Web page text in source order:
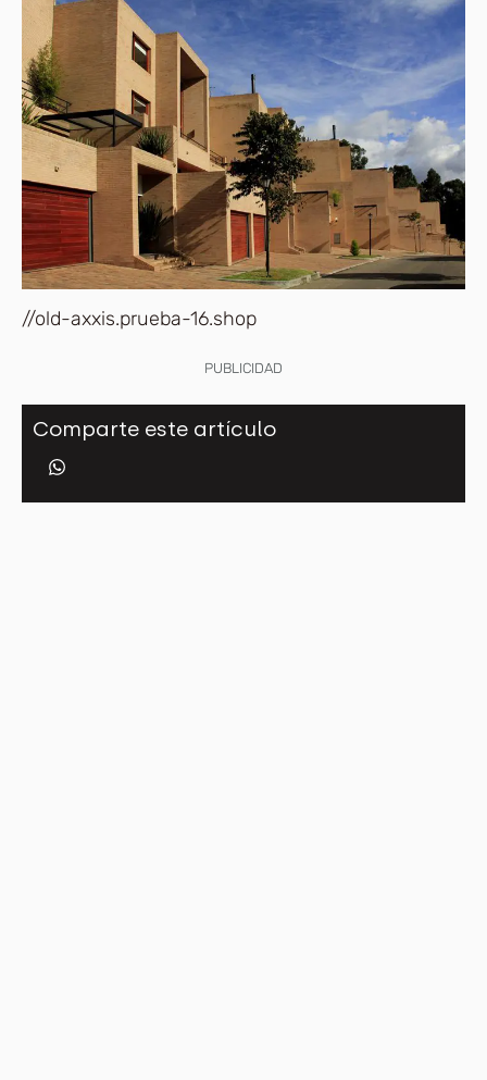
//old-axxis.prueba-16.shop
PUBLICIDAD
Comparte este artículo